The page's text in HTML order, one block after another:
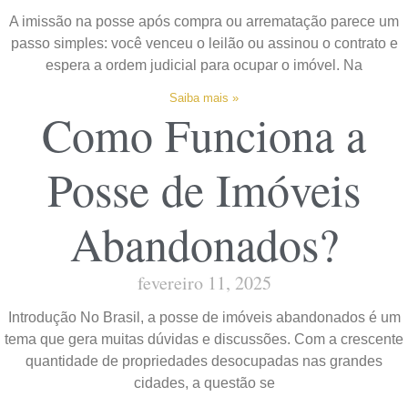
A imissão na posse após compra ou arrematação parece um
passo simples: você venceu o leilão ou assinou o contrato e
espera a ordem judicial para ocupar o imóvel. Na
Saiba mais »
Como Funciona a
Posse de Imóveis
Abandonados?
fevereiro 11, 2025
Introdução No Brasil, a posse de imóveis abandonados é um
tema que gera muitas dúvidas e discussões. Com a crescente
quantidade de propriedades desocupadas nas grandes
cidades, a questão se